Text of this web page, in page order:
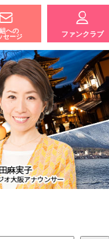
への
セージ
ファンクラブ